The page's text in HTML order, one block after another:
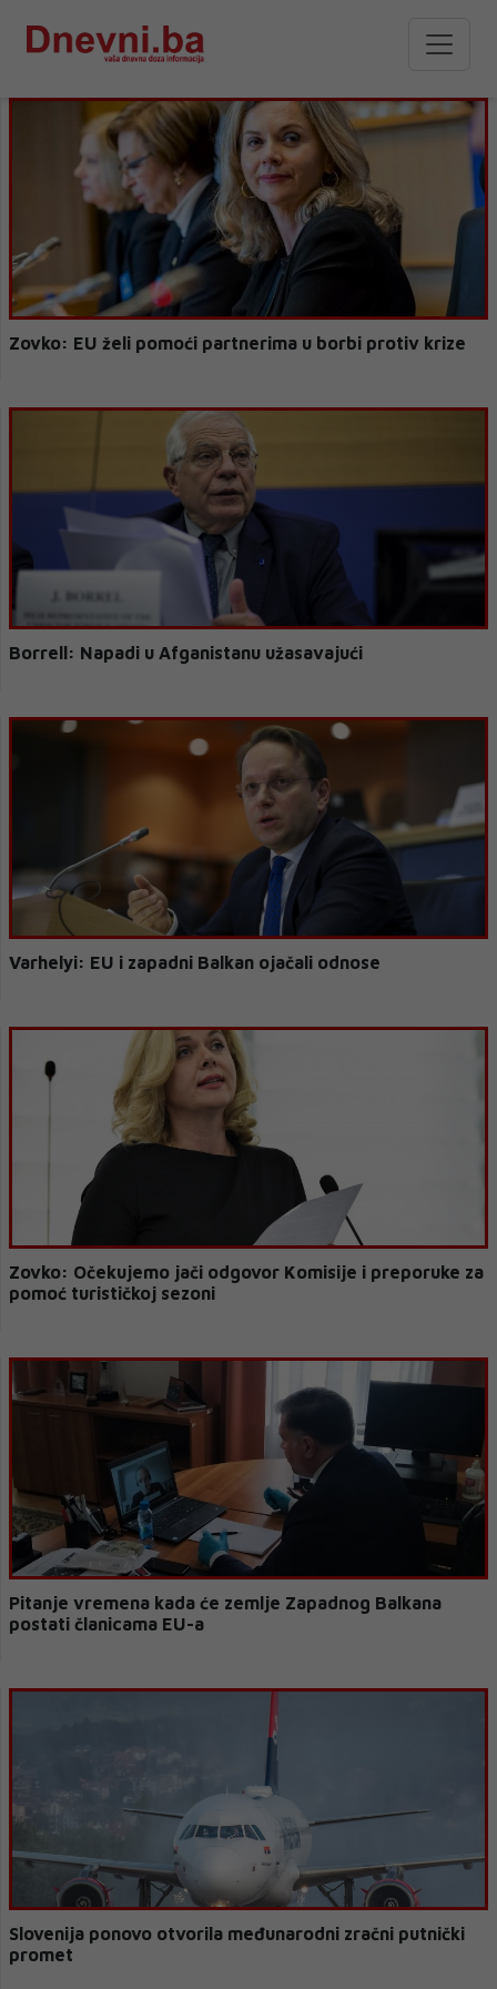
Zovko: EU želi pomoći partnerima u borbi protiv krize
Borrell: Napadi u Afganistanu užasavajući
Varhelyi: EU i zapadni Balkan ojačali odnose
Zovko: Očekujemo jači odgovor Komisije i preporuke za
pomoć turističkoj sezoni
Pitanje vremena kada će zemlje Zapadnog Balkana
postati članicama EU-a
Slovenija ponovo otvorila međunarodni zračni putnički
promet